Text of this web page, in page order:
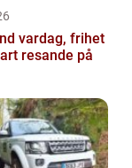
resande på